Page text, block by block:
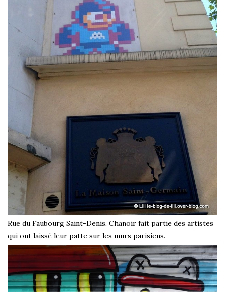
Rue du Faubourg Saint-Denis, Chanoir fait partie des artistes
qui ont laissé leur patte sur les murs parisiens.